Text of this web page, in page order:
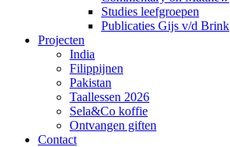
Studies leefgroepen
Publicaties Gijs v/d Brink
Projecten
India
Filippijnen
Pakistan
Taallessen 2026
Sela&Co koffie
Ontvangen giften
Contact